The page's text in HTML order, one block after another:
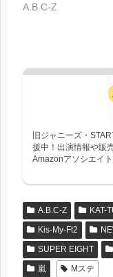
A.B.C-Z
旧ジャニーズ・
援中！出演情報や販
Amazonアソシエイ
A.B.C-Z KAT-
Kis-My-Ft2
SUPER EIGHT
嵐
Mステ